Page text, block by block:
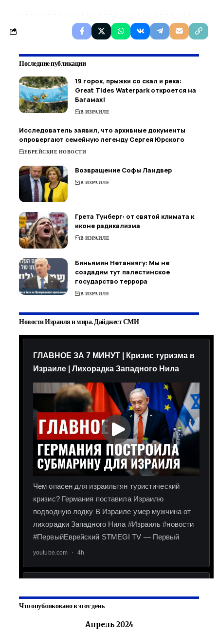
Последние публикации
19 горок, прыжки со скал и река:
Great Tides Waterpark откроется на
Багамах!
В ИЗРАИЛЕ
Исследователь заявил, что архивные документы
опровергают семейную легенду Сергея Юрского
ЕВРЕЙСКИЕ НОВОСТИ
Возвращение Софы Ландвер
В ИЗРАИЛЕ
Грета Тунберг: от святой климата к
иконе радикализма
В ИЗРАИЛЕ
Биньямин Нетаниягу: Мы не
создадим тут палестинское
государство террора
В ИЗРАИЛЕ
Новости Израиля и мира. Дайджест СМИ
Что опубликовано в этот день
Апрель 2024